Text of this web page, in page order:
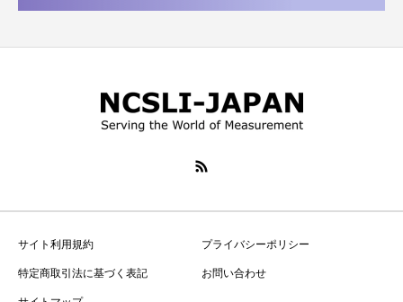
サイト利用規約 プライバシーポリシー
特定商取引法に基づく表記 お問い合わせ